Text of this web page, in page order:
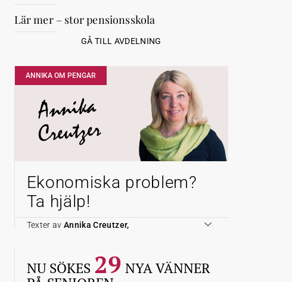
Lär mer – stor pensionsskola
GÅ TILL AVDELNING
ANNIKA OM PENGAR
Annika
Creutzer
Ekonomiska problem?
Ta hjälp!
Texter av Annika Creutzer,
NU SÖKES 29 NYA VÄNNER